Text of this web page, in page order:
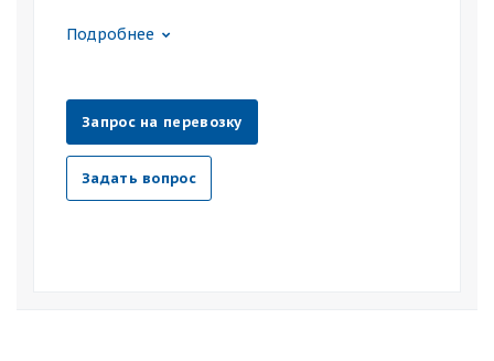
Подробнее
Запрос на перевозку
Задать вопрос